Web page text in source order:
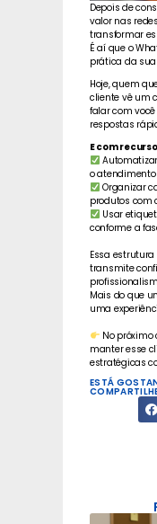
Depois de
valor nas
transformar
É aí que o
prática da
Hoje, quem
cliente vê um
falar com
respostas
E com
o atendimento
Organizar
produtos com
Usar
conforme a
Essa
transmite
Mais do que
uma
No
manter esse
estratégicas
ESTÁ